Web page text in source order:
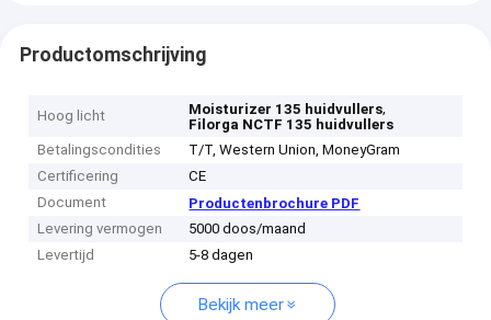
Productomschrijving
Hoog licht Moisturizer 135 huidvullers,
Filorga NCTF 135 huidvullers
Betalingscondities
T/T, Western Union, MoneyGram
Certificering
CE
Document
Productenbrochure PDF
Levering vermogen
5000 doos/maand
Levertijd
5-8 dagen
Bekijk meer